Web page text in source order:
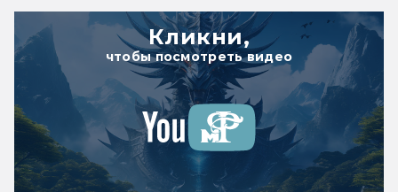
Кликни,
чтобы посмотреть видео